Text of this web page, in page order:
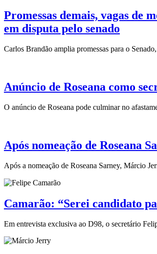
Promessas demais, vagas de
em disputa pelo senado
Carlos Brandão amplia promessas para o
Anúncio de Roseana como
O anúncio de Roseana pode culminar no
Após nomeação de Roseana
Após a nomeação de Roseana Sarney, Márcio
Camarão: “Serei candidato
Em entrevista exclusiva ao D98, o secretário